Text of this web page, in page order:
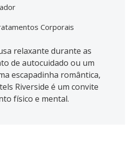
Corporais
relaxante durante as
de autocuidado ou um
escapadinha romântica,
Riverside é um convite
físico e mental.